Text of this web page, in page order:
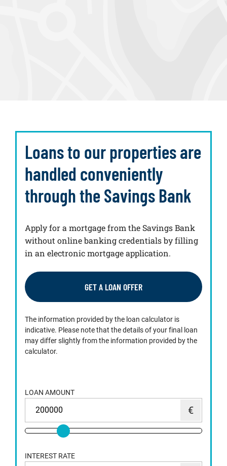
Loans to our properties are
handled conveniently
through the Savings Bank
Apply for a mortgage from the Savings Bank
without online banking credentials by filling
in an electronic mortgage application.
GET A LOAN OFFER
The information provided by the loan calculator is
indicative. Please note that the details of your final loan
may differ slightly from the information provided by the
calculator.
LOAN AMOUNT
INTEREST RATE